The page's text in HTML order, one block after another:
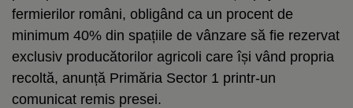
fermierilor români, obligând ca un procent de
minimum 40% din spațiile de vânzare să fie rezervat
exclusiv producătorilor agricoli care își vând propria
recoltă, anunță Primăria Sector 1 printr-un
comunicat remis presei.